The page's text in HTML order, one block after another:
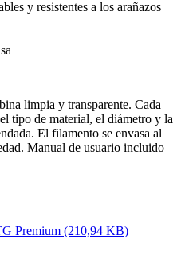
y resistentes a los arañazos
limpia y transparente. Cada
tipo de material, el diámetro y la
El filamento se envasa al
Manual de usuario incluido
Premium (210,94 KB)